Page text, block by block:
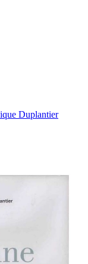
Duplantier